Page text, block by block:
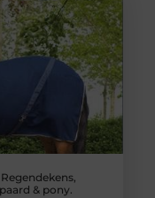
& pony.